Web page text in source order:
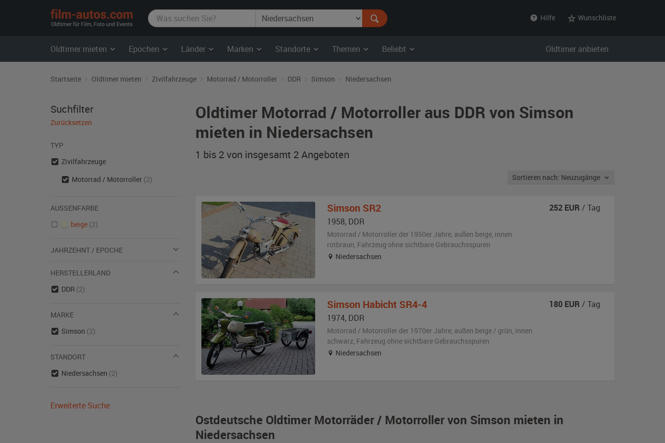
film-
autos.com
Hilfe Wunschliste
Oldtimer mieten Epochen Länder Marken Standorte Themen Beliebt Oldtimer anbieten
Startseite Oldtimer mieten Zivilfahrzeuge Motorrad / Motorroller DDR Simson Niedersachsen
Oldtimer Motorrad / Motorroller aus DDR von Simson
mieten in Niedersachsen
1 bis 2 von insgesamt 2Angeboten
Sortieren nach: Neuzugänge
Ostdeutsche Oldtimer Motorräder / Motorroller von Simson mieten in
Niedersachsen
Simson SR2
1958, DDR
Motorrad / Motorroller der 1950er Jahre, außen beige, innen
rotbraun, Fahrzeug ohne sichtbare Gebrauchsspuren
Niedersachsen
252 EUR / Tag
Simson Habicht SR4-4
1974, DDR
Motorrad / Motorroller der 1970er Jahre, außen beige / grün, innen
schwarz, Fahrzeug ohne sichtbare Gebrauchsspuren
Niedersachsen
180 EUR / Tag
Suchfilter
Zurücksetzen
TYP
Zivilfahrzeuge
Motorrad / Motorroller (2)
AUSSENFARBE
beige (2)
JAHRZEHNT / EPOCHE
HERSTELLERLAND
DDR (2)
MARKE
Simson (2)
STANDORT
Niedersachsen (2)
Erweiterte Suche